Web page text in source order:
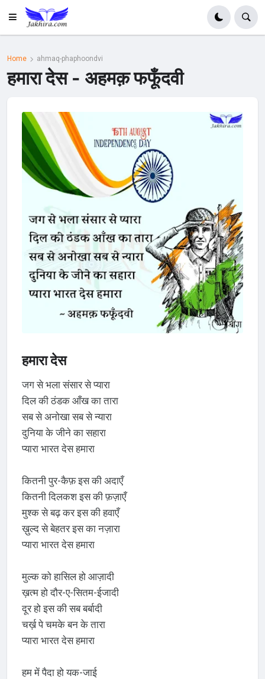
Home ahmaq-phaphoondvi
हमारा देस - अहमक़ फफूँदवी
हमारा देस
जग से भला संसार से प्यारा
दिल की ठंडक आँख का तारा
सब से अनोखा सब से न्यारा
दुनिया के जीने का सहारा
प्यारा भारत देस हमारा
कितनी पुर-कैफ़ इस की अदाएँ
कितनी दिलकश इस की फ़ज़ाएँ
मुश्क से बढ़ कर इस की हवाएँ
ख़ुल्द से बेहतर इस का नज़ारा
प्यारा भारत देस हमारा
मुल्क को हासिल हो आज़ादी
ख़त्म हो दौर-ए-सितम-ईजादी
दूर हो इस की सब बर्बादी
चर्ख़ पे चमके बन के तारा
प्यारा भारत देस हमारा
हम में पैदा हो यक-जाई